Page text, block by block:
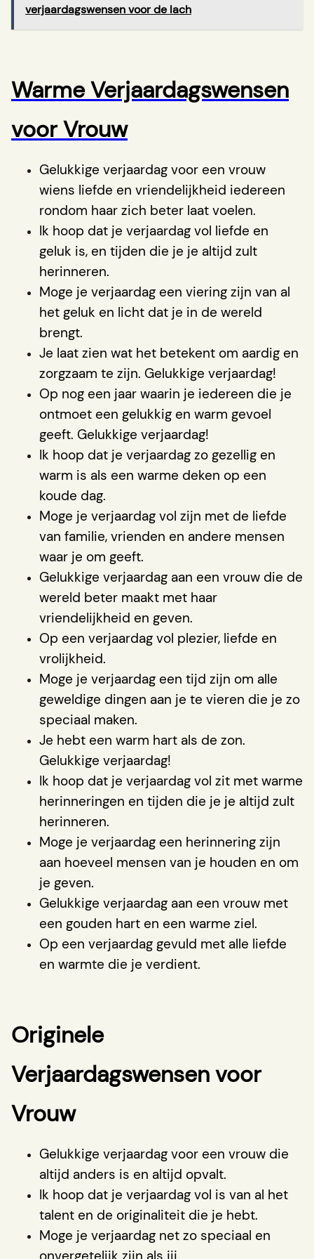
verjaardagswensen voor de lach
Warme Verjaardagswensen
voor Vrouw
Gelukkige verjaardag voor een vrouw
wiens liefde en vriendelijkheid iedereen
rondom haar zich beter laat voelen.
Ik hoop dat je verjaardag vol liefde en
geluk is, en tijden die je je altijd zult
herinneren.
Moge je verjaardag een viering zijn van al
het geluk en licht dat je in de wereld
brengt.
Je laat zien wat het betekent om aardig en
zorgzaam te zijn. Gelukkige verjaardag!
Op nog een jaar waarin je iedereen die je
ontmoet een gelukkig en warm gevoel
geeft. Gelukkige verjaardag!
Ik hoop dat je verjaardag zo gezellig en
warm is als een warme deken op een
koude dag.
Moge je verjaardag vol zijn met de liefde
van familie, vrienden en andere mensen
waar je om geeft.
Gelukkige verjaardag aan een vrouw die de
wereld beter maakt met haar
vriendelijkheid en geven.
Op een verjaardag vol plezier, liefde en
vrolijkheid.
Moge je verjaardag een tijd zijn om alle
geweldige dingen aan je te vieren die je zo
speciaal maken.
Je hebt een warm hart als de zon.
Gelukkige verjaardag!
Ik hoop dat je verjaardag vol zit met warme
herinneringen en tijden die je je altijd zult
herinneren.
Moge je verjaardag een herinnering zijn
aan hoeveel mensen van je houden en om
je geven.
Gelukkige verjaardag aan een vrouw met
een gouden hart en een warme ziel.
Op een verjaardag gevuld met alle liefde
en warmte die je verdient.
Originele
Verjaardagswensen voor
Vrouw
Gelukkige verjaardag voor een vrouw die
altijd anders is en altijd opvalt.
Ik hoop dat je verjaardag vol is van al het
talent en de originaliteit die je hebt.
Moge je verjaardag net zo speciaal en